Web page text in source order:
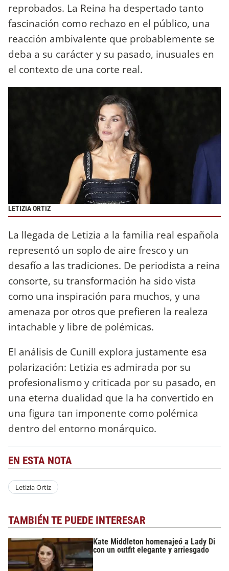
reprobados. La Reina ha despertado tanto
fascinación como rechazo en el público, una
reacción ambivalente que probablemente se
deba a su carácter y su pasado, inusuales en
el contexto de una corte real.
LETIZIA ORTIZ
La llegada de Letizia a la familia real española
representó un soplo de aire fresco y un
desafío a las tradiciones. De periodista a reina
consorte, su transformación ha sido vista
como una inspiración para muchos, y una
amenaza por otros que prefieren la realeza
intachable y libre de polémicas.
El análisis de Cunill explora justamente esa
polarización: Letizia es admirada por su
profesionalismo y criticada por su pasado, en
una eterna dualidad que la ha convertido en
una figura tan imponente como polémica
dentro del entorno monárquico.
EN ESTA NOTA
Letizia Ortiz
TAMBIÉN TE PUEDE INTERESAR
Kate Middleton homenajeó a Lady Di
con un outfit elegante y arriesgado